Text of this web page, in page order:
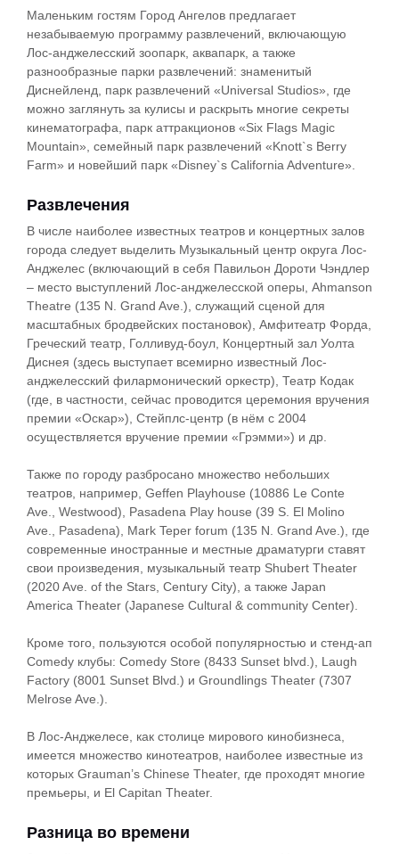
Маленьким гостям Город Ангелов предлагает
незабываемую программу развлечений, включающую
Лос-анджелесский зоопарк, аквапарк, а также
разнообразные парки развлечений: знаменитый
Диснейленд, парк развлечений «Universal Studios», где
можно заглянуть за кулисы и раскрыть многие секреты
кинематографа, парк аттракционов «Six Flags Magic
Mountain», семейный парк развлечений «Knott`s Berry
Farm» и новейший парк «Disney`s California Adventure».
Развлечения
В числе наиболее известных театров и концертных залов
города следует выделить Музыкальный центр округа Лос-
Анджелес (включающий в себя Павильон Дороти Чэндлер
– место выступлений Лос-анджелесской оперы, Ahmanson
Theatre (135 N. Grand Ave.), служащий сценой для
масштабных бродвейских постановок), Амфитеатр Форда,
Греческий театр, Голливуд-боул, Концертный зал Уолта
Диснея (здесь выступает всемирно известный Лос-
анджелесский филармонический оркестр), Театр Кодак
(где, в частности, сейчас проводится церемония вручения
премии «Оскар»), Стейплс-центр (в нём с 2004
осуществляется вручение премии «Грэмми») и др.
Также по городу разбросано множество небольших
театров, например, Geffen Playhouse (10886 Le Conte
Ave., Westwood), Pasadena Play house (39 S. El Molino
Ave., Pasadena), Mark Teper forum (135 N. Grand Ave.), где
современные иностранные и местные драматурги ставят
свои произведения, музыкальный театр Shubert Theater
(2020 Ave. of the Stars, Century City), а также Japan
America Theater (Japanese Cultural & community Center).
Кроме того, пользуются особой популярностью и стенд-ап
Comedy клубы: Comedy Store (8433 Sunset blvd.), Laugh
Factory (8001 Sunset Blvd.) и Groundlings Theater (7307
Melrose Ave.).
В Лос-Анджелесе, как столице мирового кинобизнеса,
имеется множество кинотеатров, наиболее известные из
которых Grauman’s Chinese Theater, где проходят многие
премьеры, и El Capitan Theater.
Разница во времени